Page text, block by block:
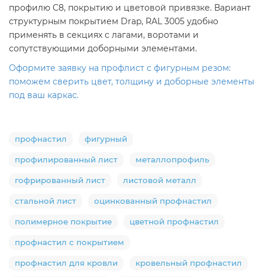
профилю C8, покрытию и цветовой привязке. Вариант
структурным покрытием Drap, RAL 3005 удобно
применять в секциях с лагами, воротами и
сопутствующими доборными элементами.
Оформите заявку на профлист с фигурным резом:
поможем сверить цвет, толщину и доборные элементы
под ваш каркас.
профнастил фигурный
профилированный лист металлопрофиль
гофрированный лист листовой металл
стальной лист оцинкованный профнастил
полимерное покрытие цветной профнастил
профнастил с покрытием
профнастил для кровли кровельный профнастил